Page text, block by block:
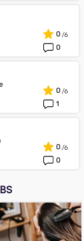
0
0
1
0
0
0